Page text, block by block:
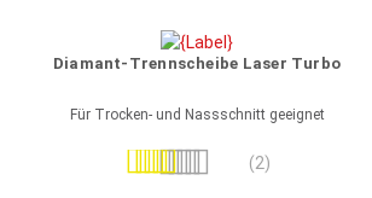
Diamant-Trennscheibe Laser Turbo
Für Trocken- und Nassschnitt geeignet
Bewertung: (2)